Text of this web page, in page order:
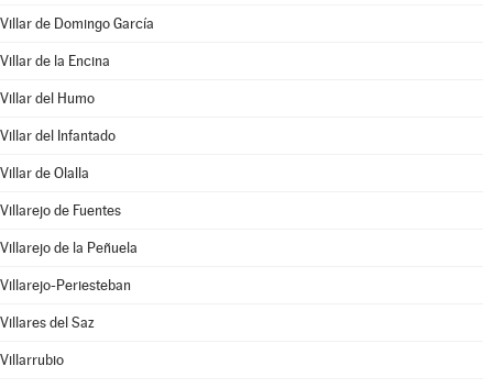
Villar de Domingo García
Villar de la Encina
Villar del Humo
Villar del Infantado
Villar de Olalla
Villarejo de Fuentes
Villarejo de la Peñuela
Villarejo-Periesteban
Villares del Saz
Villarrubio